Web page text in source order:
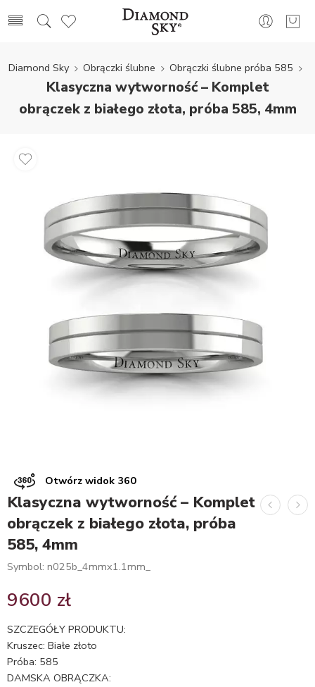
Diamond Sky Obrączki ślubne Obrączki ślubne próba 585
Klasyczna wytworność – Komplet
obrączek z białego złota, próba 585, 4mm
Otwórz widok 360
Klasyczna wytworność – Komplet
obrączek z białego złota, próba
585, 4mm
Symbol: n025b_4mmx1.1mm_
9600 zł
SZCZEGÓŁY PRODUKTU:
Kruszec: Białe złoto
Próba: 585
DAMSKA OBRĄCZKA: